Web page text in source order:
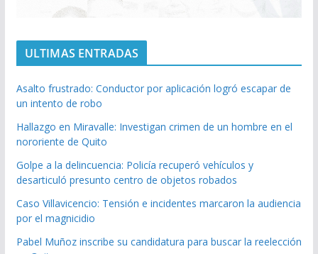
ULTIMAS ENTRADAS
Asalto frustrado: Conductor por aplicación logró escapar de
un intento de robo
Hallazgo en Miravalle: Investigan crimen de un hombre en el
nororiente de Quito
Golpe a la delincuencia: Policía recuperó vehículos y
desarticuló presunto centro de objetos robados
Caso Villavicencio: Tensión e incidentes marcaron la audiencia
por el magnicidio
Pabel Muñoz inscribe su candidatura para buscar la reelección